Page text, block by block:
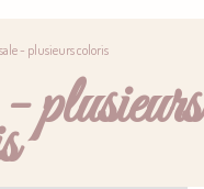
- plusieurs coloris
plusieurs